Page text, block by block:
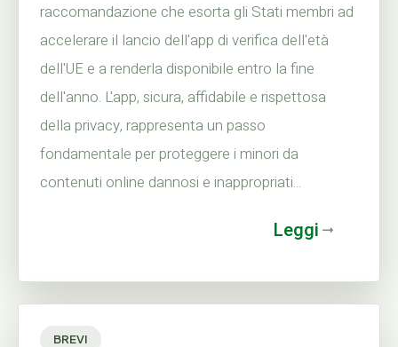
raccomandazione che esorta gli Stati membri ad
accelerare il lancio dell'app di verifica dell'età
dell'UE e a renderla disponibile entro la fine
dell'anno. L'app, sicura, affidabile e rispettosa
della privacy, rappresenta un passo
fondamentale per proteggere i minori da
contenuti online dannosi e inappropriati...
Leggi
BREVI